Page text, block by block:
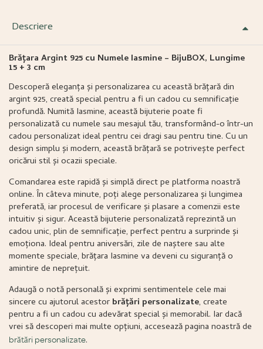
Descriere
Brățara Argint 925 cu Numele Iasmine – BijuBOX, Lungime
15 + 3 cm
Descoperă eleganța și personalizarea cu această brățară din
argint 925, creată special pentru a fi un cadou cu semnificație
profundă. Numită Iasmine, această bijuterie poate fi
personalizată cu numele sau mesajul tău, transformând-o într-un
cadou personalizat ideal pentru cei dragi sau pentru tine. Cu un
design simplu și modern, această brățară se potrivește perfect
oricărui stil și ocazii speciale.
Comandarea este rapidă și simplă direct pe platforma noastră
online. În câteva minute, poți alege personalizarea și lungimea
preferată, iar procesul de verificare și plasare a comenzii este
intuitiv și sigur. Această bijuterie personalizată reprezintă un
cadou unic, plin de semnificație, perfect pentru a surprinde și
emoționa. Ideal pentru aniversări, zile de naștere sau alte
momente speciale, brățara Iasmine va deveni cu siguranță o
amintire de neprețuit.
Adaugă o notă personală și exprimi sentimentele cele mai
sincere cu ajutorul acestor brățări personalizate, create
pentru a fi un cadou cu adevărat special și memorabil. Iar dacă
vrei să descoperi mai multe opțiuni, accesează pagina noastră de
brățări personalizate.